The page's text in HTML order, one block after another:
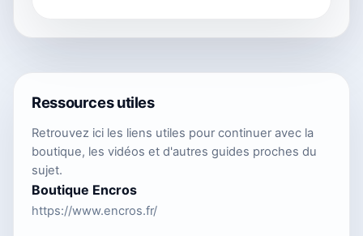
Ressources utiles
Retrouvez ici les liens utiles pour continuer avec la
boutique, les vidéos et d'autres guides proches du
sujet.
Boutique Encros
https://www.encros.fr/